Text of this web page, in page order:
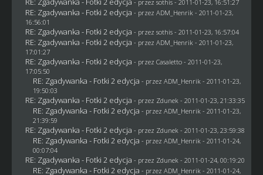
- przez sothis- 2011-01-23, 16:51:27
RE: Zgadywanka - Fotki 2 edycja - przez ADM_Henrik - 2011-01-23,
16:56:01
RE: Zgadywanka - Fotki 2 edycja - przez sothis- 2011-01-23, 16:57:04
RE: Zgadywanka - Fotki 2 edycja - przez ADM_Henrik - 2011-01-23,
17:01:27
RE: Zgadywanka - Fotki 2 edycja - przez Casaletto- 2011-01-23,
17:05:50
RE: Zgadywanka - Fotki 2 edycja - przez ADM_Henrik - 2011-01-23,
19:50:03
RE: Zgadywanka - Fotki 2 edycja - przez Zdunek - 2011-01-23, 21:33:35
RE: Zgadywanka - Fotki 2 edycja - przez ADM_Henrik - 2011-01-23,
21:39:59
RE: Zgadywanka - Fotki 2 edycja - przez Zdunek - 2011-01-23, 23:59:38
RE: Zgadywanka - Fotki 2 edycja - przez ADM_Henrik - 2011-01-24,
00:07:04
RE: Zgadywanka - Fotki 2 edycja - przez Zdunek - 2011-01-24, 00:19:20
RE: Zgadywanka - Fotki 2 edycja - przez ADM_Henrik - 2011-01-24,